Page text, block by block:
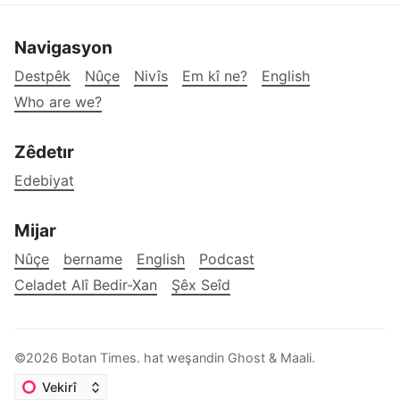
Navigasyon
Destpêk Nûçe Nivîs Em kî ne?
English
Who are we?
Zêdetır
Edebiyat
Mijar
Nûçe bername English
Podcast
Celadet Alî Bedir-Xan
Şêx Seîd
©2026 Botan Times. hat weşandin Ghost & Maali.